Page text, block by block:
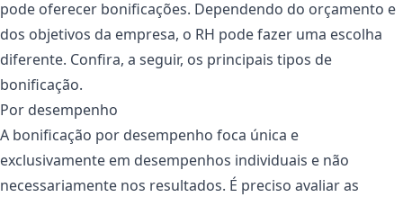
pode oferecer bonificações. Dependendo do orçamento e
dos objetivos da empresa, o RH pode fazer uma escolha
diferente. Confira, a seguir, os principais tipos de
bonificação.
Por desempenho
A bonificação por desempenho foca única e
exclusivamente em desempenhos individuais e não
necessariamente nos resultados. É preciso avaliar as